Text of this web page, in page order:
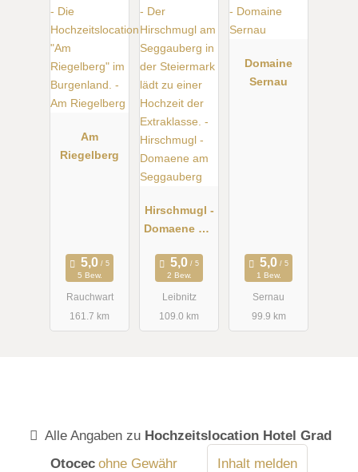
Am
Riegelberg
5 Bew.
Rauchwart
161.7 km
Hirschmugl -
Domaene am
2 Bew.
Leibnitz
109.0 km
Domaine
Sernau
1 Bew.
Sernau
99.9 km
Alle Angaben zu Hochzeitslocation Hotel Grad
Otocec ohne Gewähr Inhalt melden